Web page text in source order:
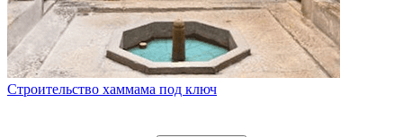
Строительство хаммама под ключ